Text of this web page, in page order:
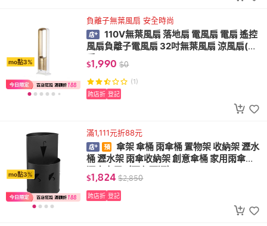
mo點3%
負離子無葉風扇 安全時尚
110V無葉風扇 落地扇 電風扇 電扇 遙控
風扇負離子電風扇 32吋無葉風扇 涼風扇(風
扇)
$1,990 $0
(1)
跨店折 登記
mo點3%
滿1,111元折88元
傘架 傘桶 雨傘桶 置物架 收納架 瀝水
桶 瀝水架 雨傘收納架 創意傘桶 家用雨傘架
酒店商用（兩色可選）
$1,824 $2,850
跨店折 登記